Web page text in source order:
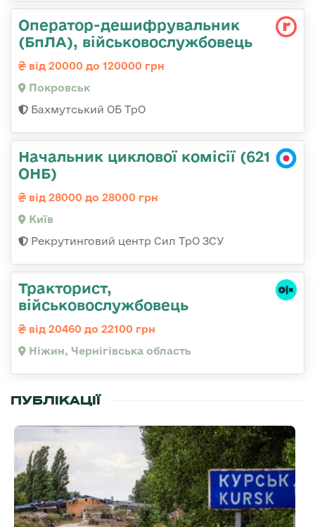
Оператор-дешифрувальник
(БпЛА), військовослужбовець
від 20000 до 120000 грн
Покровськ
Бахмутський ОБ ТрО
Начальник циклової комісії (621
ОНБ)
від 28000 до 28000 грн
Київ
Рекрутинговий центр Сил ТрО ЗСУ
Тракторист,
військовослужбовець
від 20460 до 22100 грн
Ніжин, Чернігівська область
ПУБЛІКАЦІЇ